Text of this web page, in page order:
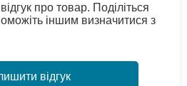
про товар. Поділіться
іншим визначитися з
відгук